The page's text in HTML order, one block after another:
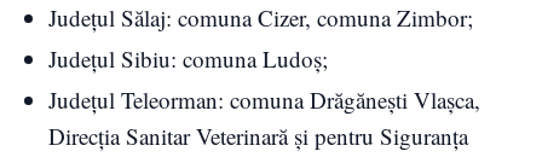
Județul Sălaj: comuna Cizer, comuna Zimbor;
Județul Sibiu: comuna Ludoș;
Județul Teleorman: comuna Drăgănești Vlașca,
Direcția Sanitar Veterinară și pentru Siguranța